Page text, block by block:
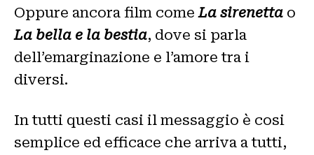
Oppure ancora film comeLa sirenetta o
La bella e la bestia, dove si parla
dell’emarginazione e l’amore tra i
diversi.
In tutti questi casi il messaggio è cosi
semplice ed efficace che arriva a tutti,